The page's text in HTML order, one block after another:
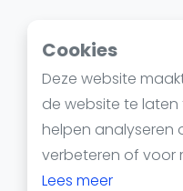
Cookies
Deze website
de website te
helpen analyseren
verbeteren of voor
Lees meer